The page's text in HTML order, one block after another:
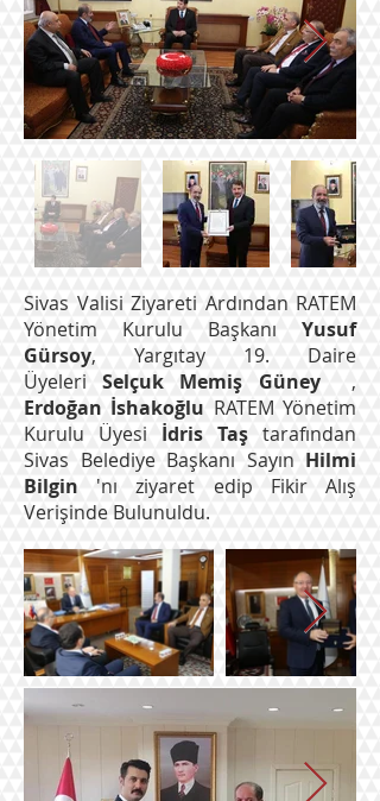
Sivas Valisi Ziyareti Ardından RATEM
Yönetim Kurulu Başkanı Yusuf
Gürsoy, Yargıtay 19. Daire
ÜyeleriSelçuk Memiş Güney,
Erdoğan İshakoğlu RATEM Yönetim
Kurulu Üyesi İdris Taş tarafından
Sivas Belediye Başkanı Sayın Hilmi
Bilgin 'nı ziyaret edip Fikir Alış
Verişinde Bulunuldu.